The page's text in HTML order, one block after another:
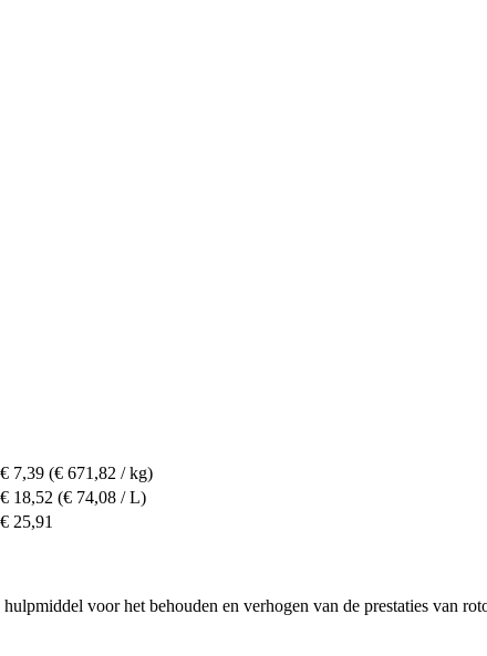
€ 7,39 (€ 671,82 / kg)
€ 18,52 (€ 74,08 / L)
€ 25,91
voor het behouden en verhogen van de prestaties van